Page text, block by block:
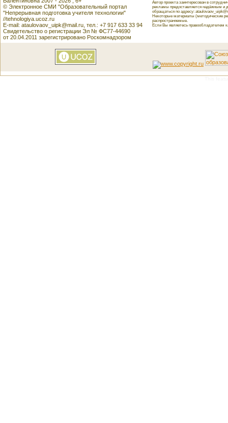
© Электронное СМИ "Образовательный портал
"Непрерывная подготовка учителя технологии"
//tehnologiya.ucoz.ru
E-mail: ataulovaov_uipk@mail.ru, тел.: +7 917 633 33 94
Свидетельство о регистрации Эл № ФС77-44690
от 20.04.2011 зарегистрировано Роскомнадзором
Автор проекта заинтересован в
рекламы предоставляется надёжным и
обращаться по адресу:
Некоторые материалы (методические
распространяемые.
Если Вы являетесь правообладателем